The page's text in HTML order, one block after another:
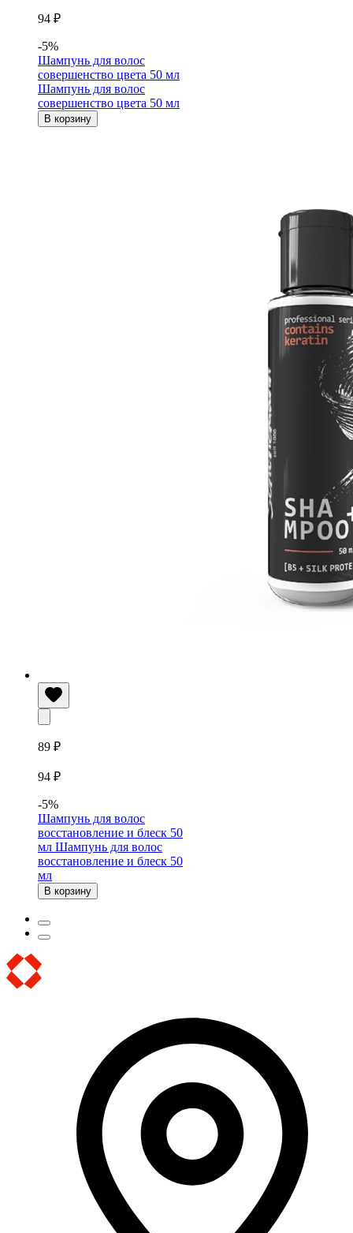
94 ₽
-5%
Шампунь для волос
совершенство цвета 50 мл
Шампунь для волос
совершенство цвета 50 мл
В корзину
89 ₽
94 ₽
-5%
Шампунь для волос
восстановление и блеск 50
мл Шампунь для волос
восстановление и блеск 50
мл
В корзину